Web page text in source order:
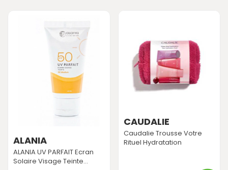
ALANIA
ALANIA UV PARFAIT Ecran
Solaire Visage Teinte...
CAUDALIE
Caudalie Trousse Votre
Rituel Hydratation